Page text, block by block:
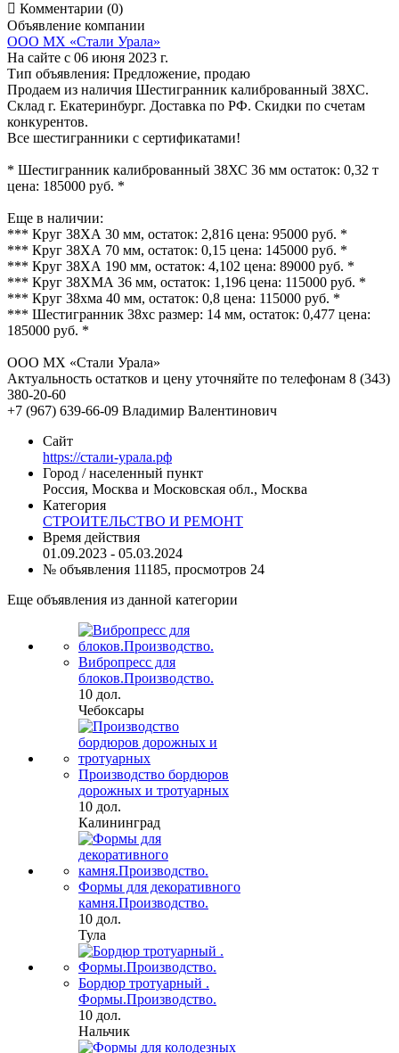
 Комментарии (0)
Объявление компании
ООО МХ «Стали Урала»
На сайте с 06 июня 2023 г.
Тип объявления: Предложение, продаю
Продаем из наличия Шестигранник калиброванный 38ХС.
Склад г. Екатеринбург. Доставка по РФ. Скидки по счетам
конкурентов.
Все шестигранники с сертификатами!
* Шестигранник калиброванный 38ХС 36 мм остаток: 0,32 т
цена: 185000 руб. *
Еще в наличии:
*** Круг 38ХА 30 мм, остаток: 2,816 цена: 95000 руб. *
*** Круг 38ХА 70 мм, остаток: 0,15 цена: 145000 руб. *
*** Круг 38ХА 190 мм, остаток: 4,102 цена: 89000 руб. *
*** Круг 38ХМА 36 мм, остаток: 1,196 цена: 115000 руб. *
*** Круг 38хма 40 мм, остаток: 0,8 цена: 115000 руб. *
*** Шестигранник 38хс размер: 14 мм, остаток: 0,477 цена:
185000 руб. *
ООО МХ «Стали Урала»
Актуальность остатков и цену уточняйте по телефонам 8 (343)
380-20-60
+7 (967) 639-66-09 Владимир Валентинович
Сайт
https://стали-урала.рф
Город / населенный пункт
Россия, Москва и Московская обл., Москва
Категория
СТРОИТЕЛЬСТВО И РЕМОНТ
Время действия
01.09.2023 - 05.03.2024
№ объявления 11185, просмотров 24
Еще объявления из данной категории
Вибропресс для
блоков.Производство.
10 дол.
Чебоксары
Производство бордюров
дорожных и тротуарных
10 дол.
Калининград
Формы для декоративного
камня.Производство.
10 дол.
Тула
Бордюр тротуарный .
Формы.Производство.
10 дол.
Нальчик